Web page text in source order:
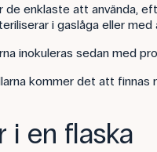
de enklaste att använda,
i gaslåga eller med
inokuleras sedan med
kommer det att finnas
i en flaska